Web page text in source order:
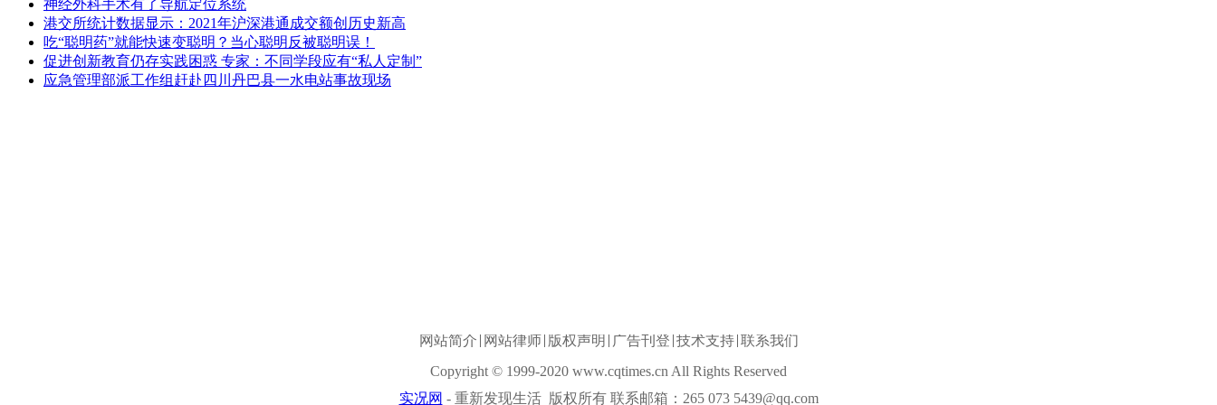
神经外科手术有了导航定位系统
港交所统计数据显示：2021年沪深港通成交额创历史新高
吃“聪明药”就能快速变聪明？当心聪明反被聪明误！
促进创新教育仍存实践困惑 专家：不同学段应有“私人定制”
应急管理部派工作组赶赴四川丹巴县一水电站事故现场
网站简介 网站律师 版权声明 广告刊登 技术支持 联系我们
Copyright © 1999-2020 www.cqtimes.cn All Rights Reserved
实况网 - 重新发现生活 版权所有 联系邮箱：265 073 5439@qq.com